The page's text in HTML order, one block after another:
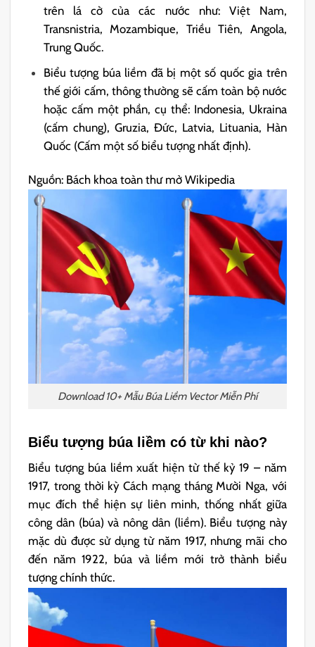
trên lá cờ của các nước như: Việt Nam,
Transnistria, Mozambique, Triều Tiên, Angola,
Trung Quốc.
Biểu tượng búa liềm đã bị một số quốc gia trên
thế giới cấm, thông thường sẽ cấm toàn bộ nước
hoặc cấm một phần, cụ thể: Indonesia, Ukraina
(cấm chung), Gruzia, Đức, Latvia, Lituania, Hàn
Quốc (Cấm một số biểu tượng nhất định).
Nguồn: Bách khoa toàn thư mở Wikipedia
Download 10+ Mẫu Búa Liềm Vector Miễn Phí
Biểu tượng búa liềm có từ khi nào?
Biểu tượng búa liềm xuất hiện từ thế kỷ 19 – năm
1917, trong thời kỳ Cách mạng tháng Mười Nga, với
mục đích thể hiện sự liên minh, thống nhất giữa
công dân (búa) và nông dân (liềm). Biểu tượng này
mặc dù được sử dụng từ năm 1917, nhưng mãi cho
đến năm 1922, búa và liềm mới trở thành biểu
tượng chính thức.